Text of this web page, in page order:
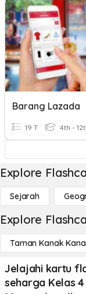
Barang Lazada
19 T 4th -
Explore
Sejarah
Explore
Taman Kanak
Jelajahi kartu
seharga Kelas 4